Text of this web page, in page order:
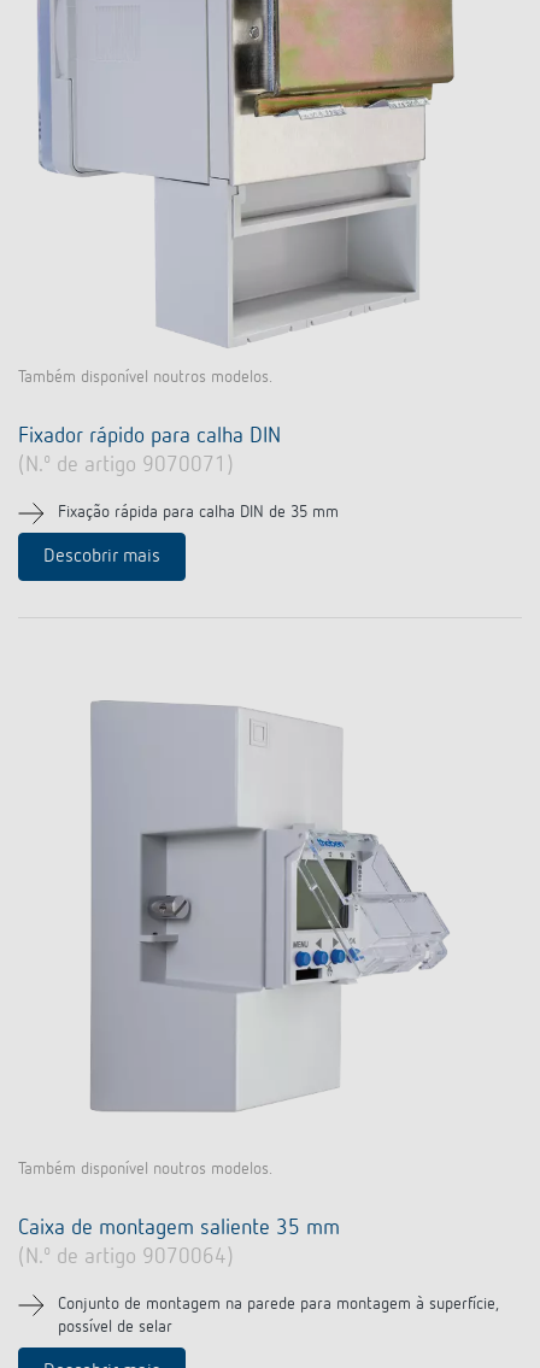
Também disponível noutros modelos.
Fixador rápido para calha DIN
(N.º de artigo 9070071)
Fixação rápida para calha DIN de 35 mm
Descobrir mais
Também disponível noutros modelos.
Caixa de montagem saliente 35 mm
(N.º de artigo 9070064)
Conjunto de montagem na parede para montagem à superfície,
possível de selar